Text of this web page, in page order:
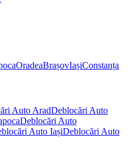
OradeaBrașovIașiConstanța
Auto AradDeblocări Auto
Deblocări Auto
Auto IașiDeblocări Auto